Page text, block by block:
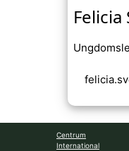
Felicia
Centrum
International